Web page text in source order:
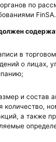
по
FinSA.
в торговом
о лицах,
и состав
количество,
а также